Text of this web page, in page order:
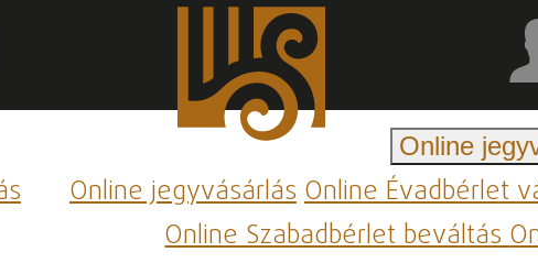
Online
Online jegyvásárlásOnline Évadbérlet
Online Szabadbérlet beváltás